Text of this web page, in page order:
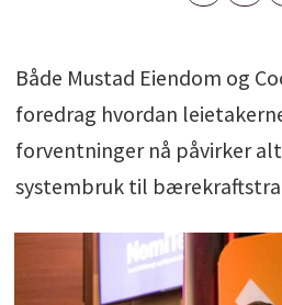
Både Mustad Eiendom og
foredrag hvordan
forventninger nå påvirker
systembruk til